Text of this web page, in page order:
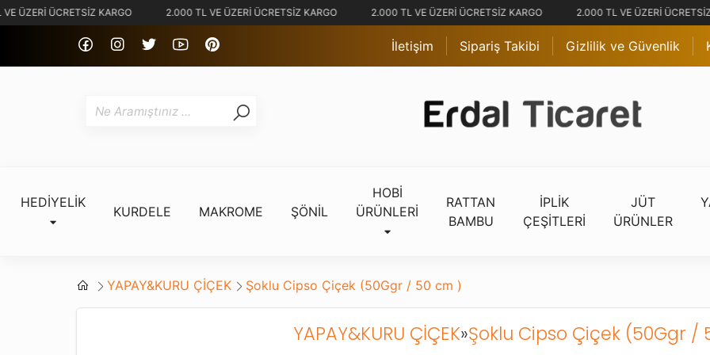
ÜZERİ ÜCRETSİZ KARGO 2.000 TL VE ÜZERİ ÜCRETSİZ KARGO 2.000 TL VE ÜZERİ ÜCRETSİZ KARGO 2.000 TL VE ÜZERİ ÜCRETSİZ
İletişim Sipariş Takibi Gizlilik ve Güvenlik
HEDİYELİK
KURDELE MAKROME ŞÖNİL
HOBİ
ÜRÜNLERİ
RATTAN
BAMBU
İPLİK
ÇEŞİTLERİ
JÜT
ÜRÜNLER
YAPAY&KURU ÇİÇEK Şoklu Cipso Çiçek (50Ggr / 50 cm )
YAPAY&KURU ÇİÇEK»Şoklu Cipso Çiçek (50Ggr /